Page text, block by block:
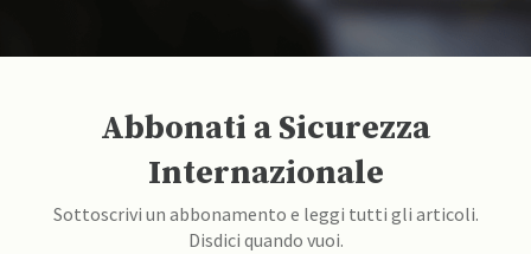
Abbonati a Sicurezza
Internazionale
Sottoscrivi un abbonamento e leggi tutti gli articoli.
Disdici quando vuoi.